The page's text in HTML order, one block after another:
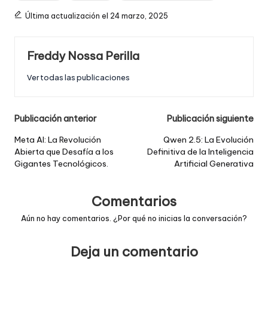
Última actualización el 24 marzo, 2025
Freddy Nossa Perilla
Ver todas las publicaciones
Post
navigation
Publicación anterior
Meta AI: La Revolución
Abierta que Desafía a los
Gigantes Tecnológicos.
Publicación siguiente
Qwen 2.5: La Evolución
Definitiva de la Inteligencia
Artificial Generativa
Comentarios
Aún no hay comentarios. ¿Por qué no inicias la conversación?
Deja un comentario